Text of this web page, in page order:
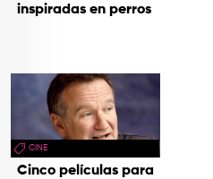
inspiradas en perros
CINE
Cinco películas para